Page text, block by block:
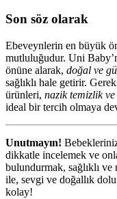
Son söz olarak
Ebeveynlerin en büyük
mutluluğudur. Uni
önüne alarak, doğal ve
sağlıklı hale getirir.
ürünleri, nazik temizlik
ideal bir tercih olmaya
Unutmayın!
dikkatle incelemek ve
bulundurmak, sağlıklı
ile, sevgi ve doğallık
kolay!